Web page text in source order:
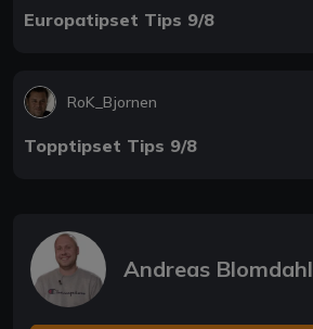
Europatipset Tips 9/8
RoK_Bjornen
Topptipset Tips 9/8
Andreas Blomdahl